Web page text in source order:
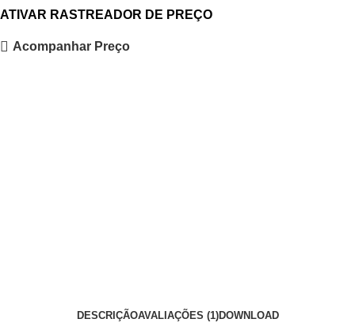
ATIVAR RASTREADOR DE PREÇO
Acompanhar Preço
DESCRIÇÃOAVALIAÇÕES (1)DOWNLOAD